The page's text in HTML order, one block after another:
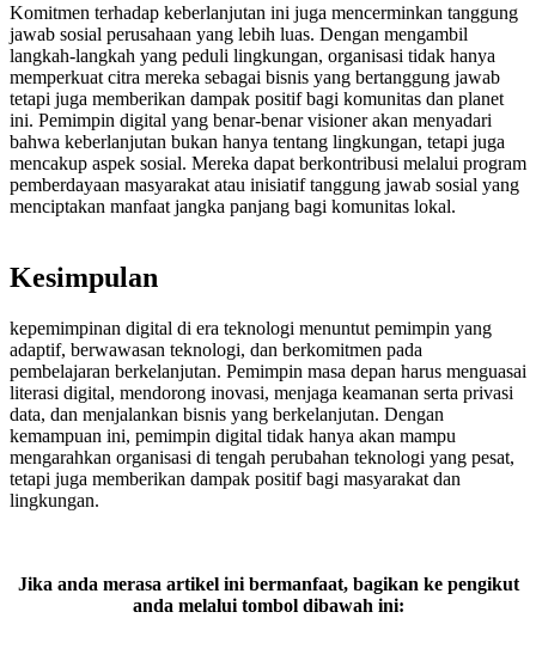
Komitmen terhadap keberlanjutan ini juga mencerminkan tanggung
jawab sosial perusahaan yang lebih luas. Dengan mengambil
langkah-langkah yang peduli lingkungan, organisasi tidak hanya
memperkuat citra mereka sebagai bisnis yang bertanggung jawab
tetapi juga memberikan dampak positif bagi komunitas dan planet
ini. Pemimpin digital yang benar-benar visioner akan menyadari
bahwa keberlanjutan bukan hanya tentang lingkungan, tetapi juga
mencakup aspek sosial. Mereka dapat berkontribusi melalui program
pemberdayaan masyarakat atau inisiatif tanggung jawab sosial yang
menciptakan manfaat jangka panjang bagi komunitas lokal.
Kesimpulan
kepemimpinan digital di era teknologi menuntut pemimpin yang
adaptif, berwawasan teknologi, dan berkomitmen pada
pembelajaran berkelanjutan. Pemimpin masa depan harus menguasai
literasi digital, mendorong inovasi, menjaga keamanan serta privasi
data, dan menjalankan bisnis yang berkelanjutan. Dengan
kemampuan ini, pemimpin digital tidak hanya akan mampu
mengarahkan organisasi di tengah perubahan teknologi yang pesat,
tetapi juga memberikan dampak positif bagi masyarakat dan
lingkungan.
Jika anda merasa artikel ini bermanfaat, bagikan ke pengikut
anda melalui tombol dibawah ini: